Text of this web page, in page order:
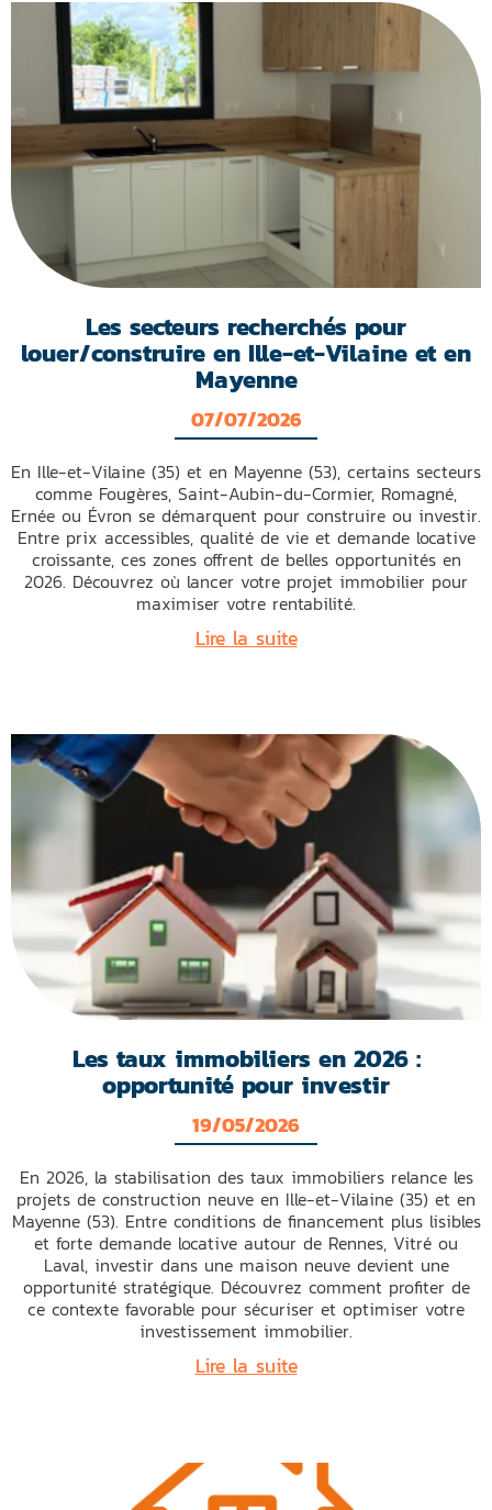
Les secteurs recherchés pour
louer/construire en Ille-et-Vilaine et en
Mayenne
07/07/2026
En Ille-et-Vilaine (35) et en Mayenne (53), certains secteurs
comme Fougères, Saint-Aubin-du-Cormier, Romagné,
Ernée ou Évron se démarquent pour construire ou investir.
Entre prix accessibles, qualité de vie et demande locative
croissante, ces zones offrent de belles opportunités en
2026. Découvrez où lancer votre projet immobilier pour
maximiser votre rentabilité.
Lire la suite
Les taux immobiliers en 2026 :
opportunité pour investir
19/05/2026
En 2026, la stabilisation des taux immobiliers relance les
projets de construction neuve en Ille-et-Vilaine (35) et en
Mayenne (53). Entre conditions de financement plus lisibles
et forte demande locative autour de Rennes, Vitré ou
Laval, investir dans une maison neuve devient une
opportunité stratégique. Découvrez comment profiter de
ce contexte favorable pour sécuriser et optimiser votre
investissement immobilier.
Lire la suite